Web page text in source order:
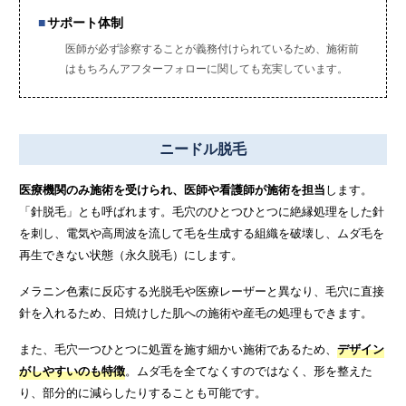
サポート体制
医師が必ず診察することが義務付けられているため、施術前
はもちろんアフターフォローに関しても充実しています。
ニードル脱毛
医療機関のみ施術を受けられ、医師や看護師が施術を担当 します。
「針脱毛」とも呼ばれます。毛穴のひとつひとつに絶縁処理をした針
を刺し、電気や高周波を流して毛を生成する組織を破壊し、ムダ毛を
再生できない状態（永久脱毛）にします。
メラニン色素に反応する光脱毛や医療レーザーと異なり、毛穴に直接
針を入れるため、日焼けした肌への施術や産毛の処理もできます。
また、毛穴一つひとつに処置を施す細かい施術であるため、 デザイン
がしやすいのも特徴。ムダ毛を全てなくすのではなく、形を整えた
り、部分的に減らしたりすることも可能です。